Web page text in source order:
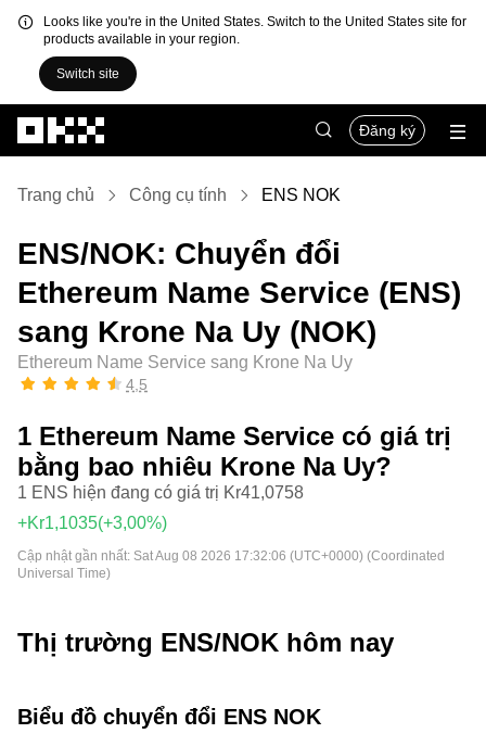
Looks like you're in the United States. Switch to the United States site for
products available in your region.
Switch site
Đăng ký
Trang chủ Công cụ tính ENS NOK
ENS/NOK: Chuyển đổi
Ethereum Name Service (ENS)
sang Krone Na Uy (NOK)
Ethereum Name Service sang Krone Na Uy
4,5
1 Ethereum Name Service có giá trị
bằng bao nhiêu Krone Na Uy?
1 ENS hiện đang có giá trị Kr41,0758
+Kr1,1035(+3,00%)
Cập nhật gần nhất: Sat Aug 08 2026 17:32:06 (UTC+0000) (Coordinated
Universal Time)
Thị trường ENS/NOK hôm nay
Biểu đồ chuyển đổi ENS NOK